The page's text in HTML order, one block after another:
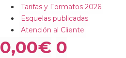
Tarifas y Formatos 2026
Esquelas publicadas
Atención al Cliente
0,00€ 0